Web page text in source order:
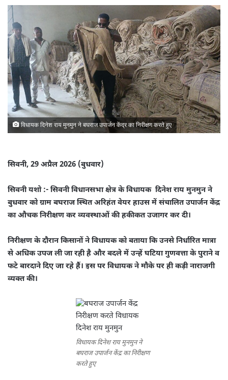
विधायक दिनेश राय मुनमुन ने बघराज उपार्जन केंद्र का निरीक्षण करते हुए
सिवनी, 29 अप्रैल 2026 (बुधवार)
सिवनी यशो :- सिवनी विधानसभा क्षेत्र के विधायक दिनेश राय मुनमुन ने
बुधवार को ग्राम बघराज स्थित अरिहंत वेयर हाउस में संचालित उपार्जन केंद्र
का औचक निरीक्षण कर व्यवस्थाओं की हकीकत उजागर कर दी।
निरीक्षण के दौरान किसानों ने विधायक को बताया कि उनसे निर्धारित मात्रा
से अधिक उपज ली जा रही है और बदले में उन्हें घटिया गुणवत्ता के पुराने व
फटे बारदाने दिए जा रहे हैं। इस पर विधायक ने मौके पर ही कड़ी नाराजगी
व्यक्त की।
विधायक दिनेश राय मुनमुन ने
बघराज उपार्जन केंद्र का निरीक्षण
करते हुए